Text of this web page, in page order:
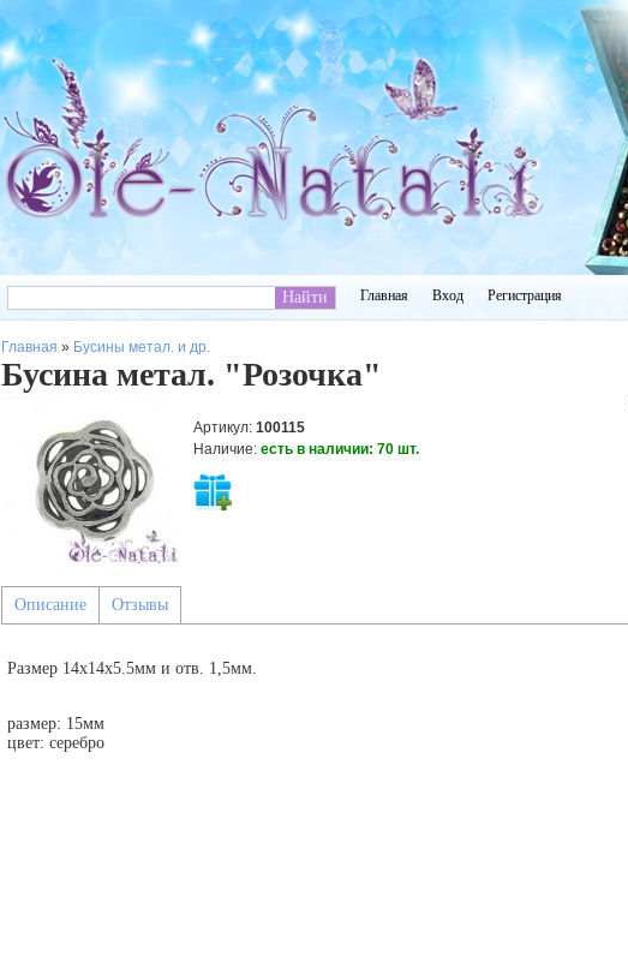
Главная Вход Регистрация
Главная » Бусины метал. и др.
Бусина метал. "Розочка"
Артикул: 100115
Наличие: есть в наличии: 70 шт.
Описание Отзывы
Размер 14x14x5.5мм и отв. 1,5мм.
размер: 15мм
цвет: серебро